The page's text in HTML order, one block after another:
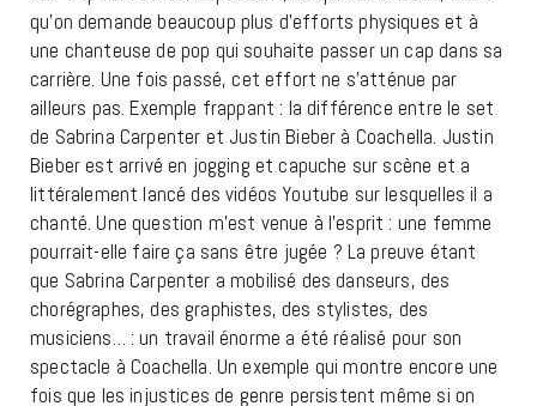
qu’on demande beaucoup plus d’efforts physiques et à
une chanteuse de pop qui souhaite passer un cap dans sa
carrière. Une fois passé, cet effort ne s’atténue par
ailleurs pas. Exemple frappant : la différence entre le set
de Sabrina Carpenter et Justin Bieber à Coachella. Justin
Bieber est arrivé en jogging et capuche sur scène et a
littéralement lancé des vidéos Youtube sur lesquelles il a
chanté. Une question m’est venue à l’esprit : une femme
pourrait-elle faire ça sans être jugée ? La preuve étant
que Sabrina Carpenter a mobilisé des danseurs, des
chorégraphes, des graphistes, des stylistes, des
musiciens… : un travail énorme a été réalisé pour son
spectacle à Coachella. Un exemple qui montre encore une
fois que les injustices de genre persistent même si on